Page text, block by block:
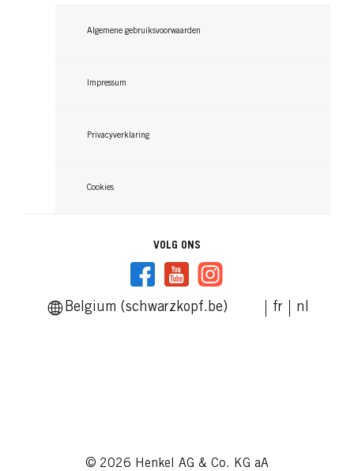
Algemene gebruiksvoorwaarden
Impressum
Privacyverklaring
Cookies
VOLG ONS
Belgium (schwarzkopf.be) fr nl
© 2026 Henkel AG & Co. KG aA